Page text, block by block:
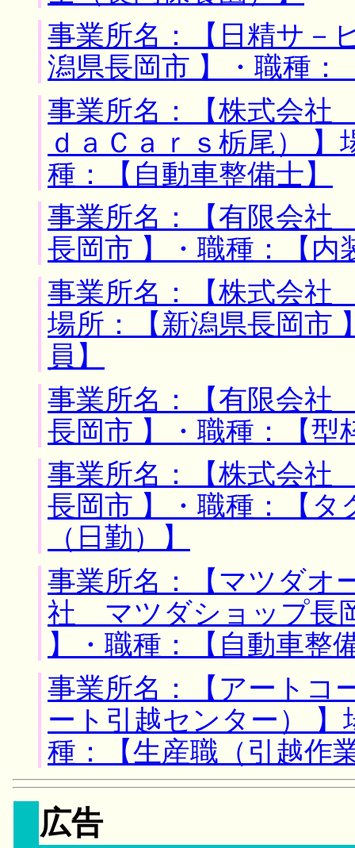
事業所名：【日精サ
潟県長岡市 】・職種：
事業所名：【株式会
ｄａＣａｒｓ栃尾）
種：【自動車整備士】
事業所名：【有限会社
長岡市 】・職種：【内
事業所名：【株式会
場所：【新潟県長岡市
員】
事業所名：【有限会社
長岡市 】・職種：【型
事業所名：【株式会
長岡市 】・職種：【
（日勤）】
事業所名：【マツダオ
社 マツダショップ長
】・職種：【自動車整
事業所名：【アートコ
ート引越センター）
種：【生産職（引越作
広告